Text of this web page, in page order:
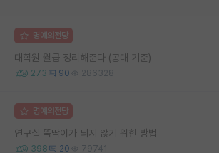
명예의전당
대학원 월급 정리해준다 (공대 기준)
273 90 286328
명예의전당
연구실 뚝딱이가 되지 않기 위한 방법
398 20 79741